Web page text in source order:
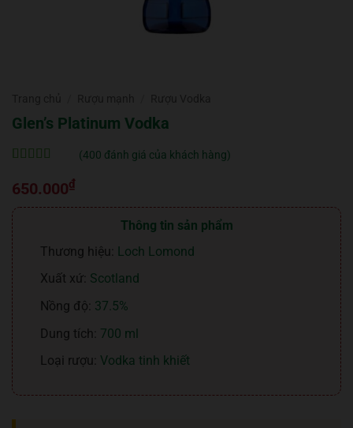
Glen’s Platinum Vodka
trênđánh
giá
(400 đánh giá của khách hàng)
650.000₫
Thông tin sản phẩm
Thương hiệu: Loch Lomond
Xuất xứ: Scotland
Nồng độ: 37.5%
Dung tích: 700 ml
Loại rượu: Vodka tinh khiết